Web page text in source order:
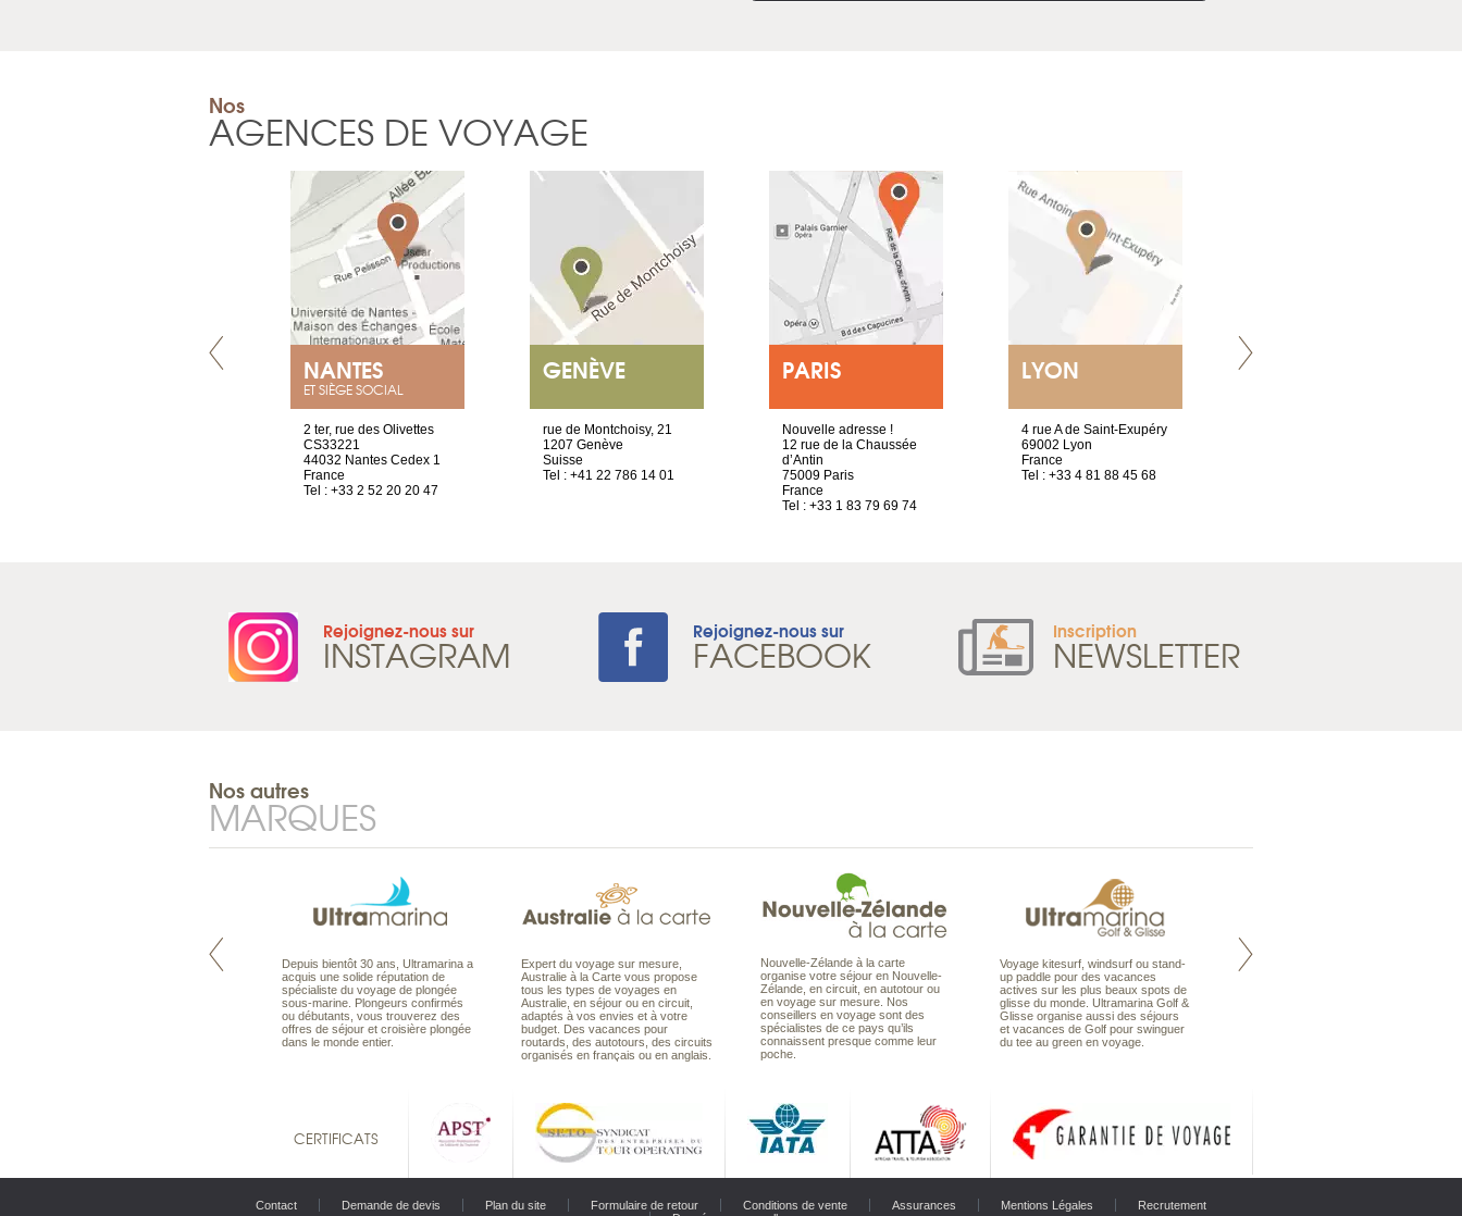
Nos
AGENCES DE VOYAGE
NANTES
ET SIÈGE SOCIAL
2 ter, rue des Olivettes
CS33221
44032 Nantes Cedex 1
France
Tel : +33 2 52 20 20 47
GENÈVE
rue de Montchoisy, 21
1207 Genève
Suisse
Tel : +41 22 786 14 01
PARIS
Nouvelle adresse !
12 rue de la Chaussée
d’Antin
75009 Paris
France
Tel : +33 1 83 79 69 74
LYON
4 rue A de Saint-Exupéry
69002 Lyon
France
Tel : +33 4 81 88 45 68
Rejoignez-nous sur
INSTAGRAM Rejoignez-nous sur
FACEBOOK Inscription
NEWSLETTER
Nos autres
MARQUES
Pacifique à la carte est le spécialiste
Depuis bientôt 30 ans, Ultramarina a
acquis une solide réputation de
spécialiste du voyage de plongée
sous-marine. Plongeurs confirmés
ou débutants, vous trouverez des
offres de séjour et croisière plongée
dans le monde entier.
Expert du voyage sur mesure,
Australie à la Carte vous propose
tous les types de voyages en
Australie, en séjour ou en circuit,
adaptés à vos envies et à votre
budget. Des vacances pour
routards, des autotours, des circuits
organisés en français ou en anglais.
Nouvelle-Zélande à la carte
organise votre séjour en Nouvelle-
Zélande, en circuit, en autotour ou
en voyage sur mesure. Nos
conseillers en voyage sont des
spécialistes de ce pays qu’ils
connaissent presque comme leur
poche.
Voyage kitesurf, windsurf ou stand-
up paddle pour des vacances
actives sur les plus beaux spots de
glisse du monde. Ultramarina Golf &
Glisse organise aussi des séjours
et vacances de Golf pour swinguer
du tee au green en voyage.
Maldives à la Carte propose tous
CERTIFICATS
Contact Demande de devis Plan du site Formulaire de retour Conditions de vente Assurances Mentions Légales
Recrutement